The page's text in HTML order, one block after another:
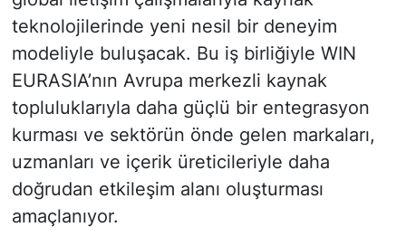
teknolojilerinde yeni nesil bir deneyim
modeliyle buluşacak. Bu iş birliğiyle WIN
EURASIA’nın Avrupa merkezli kaynak
topluluklarıyla daha güçlü bir entegrasyon
kurması ve sektörün önde gelen markaları,
uzmanları ve içerik üreticileriyle daha
doğrudan etkileşim alanı oluşturması
amaçlanıyor.